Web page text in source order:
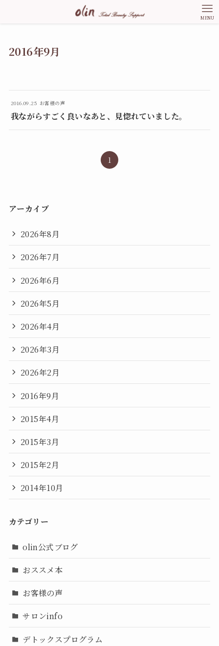
MENU
2016年9月
2016.09.25 お客様の声
我ながらすごく良いなあと、見惚れていました。
1
アーカイブ
2026年8月
2026年7月
2026年6月
2026年5月
2026年4月
2026年3月
2026年2月
2016年9月
2015年4月
2015年3月
2015年2月
2014年10月
カテゴリー
olin公式ブログ
おススメ本
お客様の声
サロンinfo
デトックスプログラム